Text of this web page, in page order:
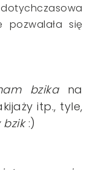
się
bzikana
itp., tyle,
:)